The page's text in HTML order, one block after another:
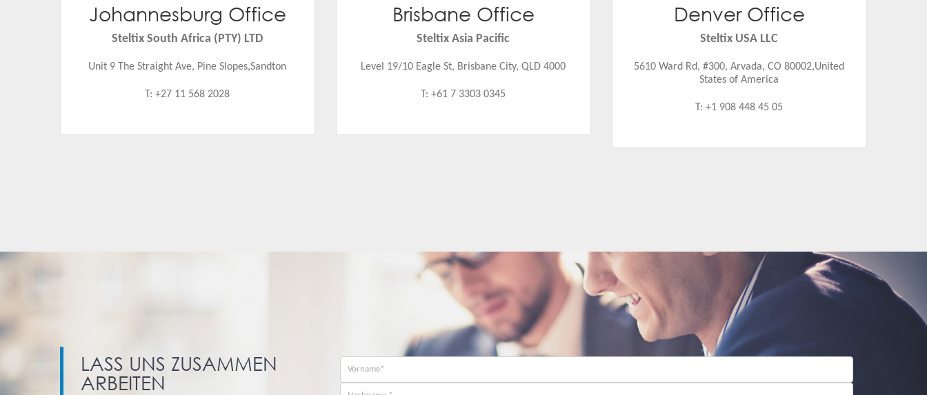
Johannesburg Office
Steltix South Africa (PTY) LTD
Unit 9 The Straight Ave, Pine Slopes,Sandton
T: +27 11 568 2028
Jannie de Beer
Email:
jannie.de.beer@steltix.com
Brisbane Office
Steltix Asia Pacific
Level 19/10 Eagle St, Brisbane City, QLD 4000
T: +61 7 3303 0345
Daniel Smith
Email:
daniel.smith@steltix.com
Denver Office
Steltix USA LLC
5610 Ward Rd, #300, Arvada, CO 80002,United
States of America
T: +1 908 448 45 05
Jeroen Renes
jeroen.renes@steltix.com
LASS UNS ZUSAMMEN
ARBEITEN